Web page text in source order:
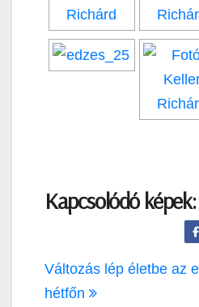
Kapcsolódó képek:
Bejegyzés
navigáció
Változás lép életbe az
hétfőn